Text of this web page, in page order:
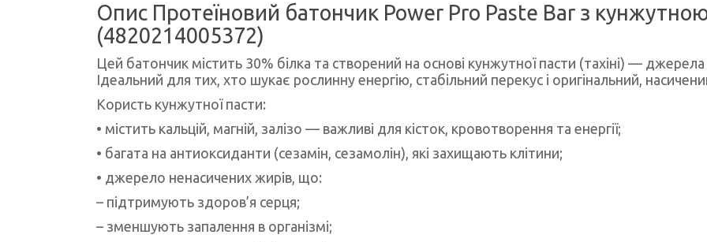
Опис Протеїновий батончик Power Pro Paste Bar з
(4820214005372)
Цей батончик містить 30% білка та створений на основі кунжутної пасти (тахіні) — джерела
Ідеальний для тих, хто шукає рослинну енергію, стабільний перекус і оригінальний,
Користь кунжутної пасти:
• містить кальцій, магній, залізо — важливі для кісток, кровотворення та енергії;
• багата на антиоксиданти (сезамін, сезамолін), які захищають клітини;
• джерело ненасичених жирів, що:
– підтримують здоров’я серця;
– зменшують запалення в організмі;